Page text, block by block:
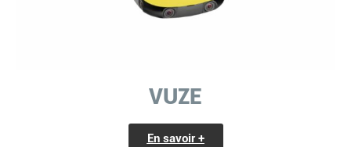
VUZE
En savoir +